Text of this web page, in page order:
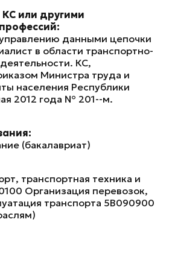
КС или другими
данными цепочки
в области транспортно-
КС,
Министра труда и
населения Республики
2012 года № 201-ө-м.
(бакалавриат)
транспортная техника и
Организация перевозок,
транспорта 5В090900